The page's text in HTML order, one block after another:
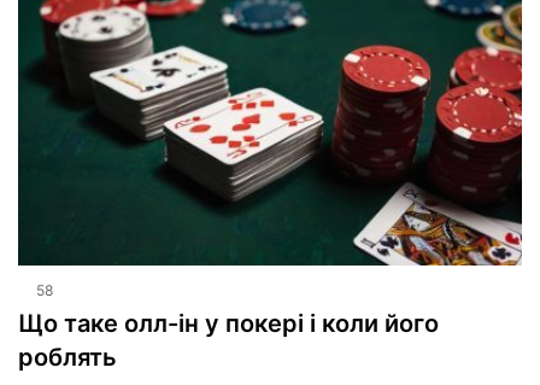
58
Що таке олл-ін у покері і коли його
роблять